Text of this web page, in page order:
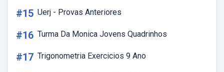
#15 Uerj - Provas Anteriores
#16 Turma Da Monica Jovens Quadrinhos
#17 Trigonometria Exercicios 9 Ano